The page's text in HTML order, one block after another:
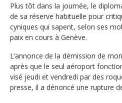
Plus tôt dans la journée, le
de sa réserve habituelle pour
cyniques qui sapent, selon ses
paix en cours à Genève.
L’annonce de la démission de
après que le seul aéroport
visé jeudi et vendredi par des
presse, il a dénoncé une rupture